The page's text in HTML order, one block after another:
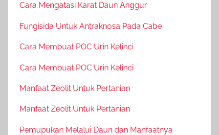
Cara Mengatasi Karat Daun Anggur
Fungisida Untuk Antraknosa Pada Cabe
Cara Membuat POC Urin Kelinci
Cara Membuat POC Urin Kelinci
Manfaat Zeolit Untuk Pertanian
Manfaat Zeolit Untuk Pertanian
Pemupukan Melalui Daun dan Manfaatnya